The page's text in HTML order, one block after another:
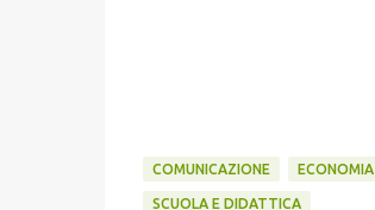
COMUNICAZIONE ECONOMIA
SCUOLA E DIDATTICA